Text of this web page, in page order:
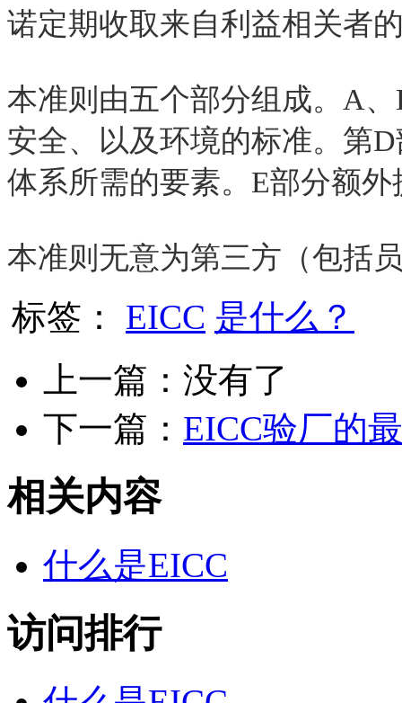
诺定期收取来自利益相关者
本准则由五个部分组成。 A、
安全、以及环境的标准。第D
体系所需的要素。 E部分额外
本准则无意为第三方（包括
标签： EICC 是什么？
上一篇：没有了
下一篇： EICC验厂的
相关内容
什么是EICC
访问排行